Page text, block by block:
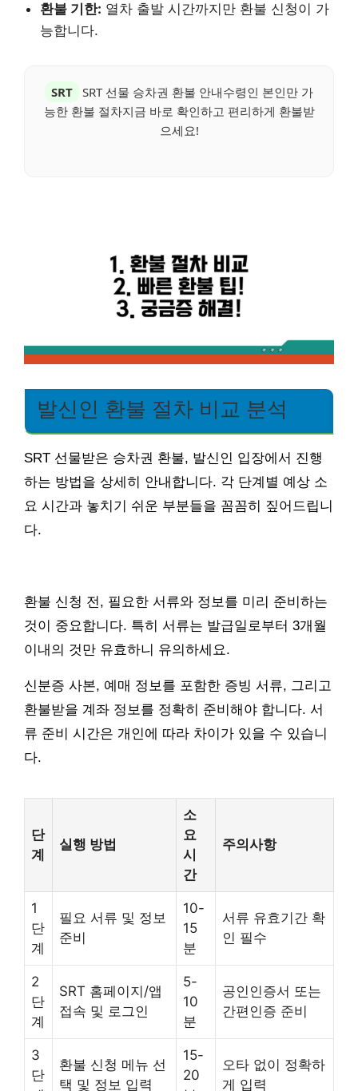
환불 기한: 열차 출발 시간까지만 환불 신청이 가
능합니다.
SRT SRT 선물 승차권 환불 안내수령인 본인만 가
능한 환불 절차지금 바로 확인하고 편리하게 환불받
으세요!
발신인 환불 절차 비교 분석
SRT 선물받은 승차권 환불, 발신인 입장에서 진행
하는 방법을 상세히 안내합니다. 각 단계별 예상 소
요 시간과 놓치기 쉬운 부분들을 꼼꼼히 짚어드립니
다.
환불 신청 전, 필요한 서류와 정보를 미리 준비하는
것이 중요합니다. 특히 서류는 발급일로부터 3개월
이내의 것만 유효하니 유의하세요.
신분증 사본, 예매 정보를 포함한 증빙 서류, 그리고
환불받을 계좌 정보를 정확히 준비해야 합니다. 서
류 준비 시간은 개인에 따라 차이가 있을 수 있습니
다.
단
계
실행 방법
소
요
시
간
주의사항
1
단
계
필요 서류 및 정보
준비
10-
15
분
서류 유효기간 확
인 필수
2
단
계
SRT 홈페이지/앱
접속 및 로그인
5-
10
분
공인인증서 또는
간편인증 준비
3
단
환불 신청 메뉴 선
택 및 정보 입력
15-
20
오타 없이 정확하
게 입력